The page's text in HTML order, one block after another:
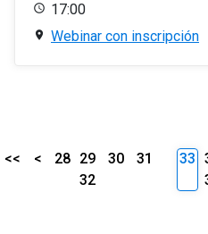
17:00
Webinar con inscripción
<< < 28 29 30
31
32
33